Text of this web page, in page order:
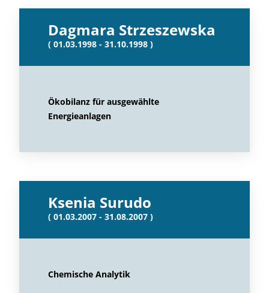
Dagmara Strzeszewska
( 01.03.1998 - 31.10.1998 )
Ökobilanz für ausgewählte
Energieanlagen
Ksenia Surudo
( 01.03.2007 - 31.08.2007 )
Chemische Analytik